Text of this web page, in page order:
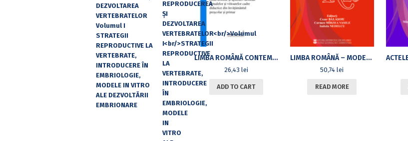
LIMBA ROMÂNĂ CONTEMPORANĂGHID TEORETIC ȘI APLICATIV DESTINAT ACTUALELOR ȘI VIITOARELOR CADRE DIDACTICE DIN ÎNVĂȚĂMÂNTUL PREȘCOLAR ȘI PRIMAR
26,43 lei
ADD TO CART
LIMBA ROMÂNĂ – MODERNITATE ȘI CONTINUITATE ÎN CERCETAREA LINGVISTICĂ. ACTELE CELUI DE AL XX-LEA COLOCVIU INTERNAȚIONAL AL DEPARTAMENTULUI DE LINGVISTICĂ (BUCUREȘTI, 20-21 NOIEMBRIE 2020)
50,74lei
READ MORE
DEZVOLTAREA
VERTEBRATELOR
Volumul I
STRATEGII
REPRODUCTIVE LA
VERTEBRATE,
INTRODUCERE ÎN
EMBRIOLOGIE,
MODELE IN VITRO
ALE DEZVOLTĂRII
EMBRIONARE